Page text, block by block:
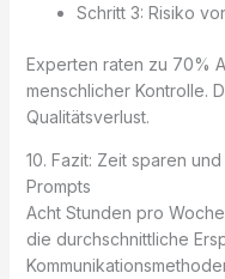
Schritt 3: Risiko
Experten raten zu 70%
menschlicher Kontrolle.
Qualitätsverlust.
10. Fazit: Zeit sparen
Prompts
Acht Stunden pro
die durchschnittliche